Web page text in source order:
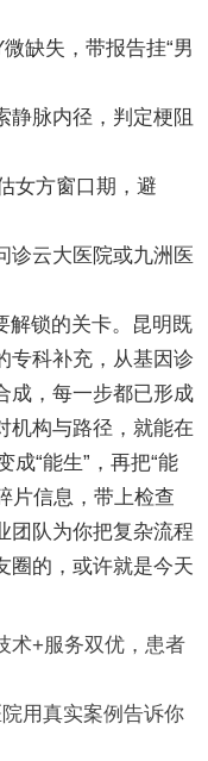
缺失，带报告挂“男
静脉内径，判定梗阻
女方窗口期，避
诊云大医院或九洲医
解锁的关卡。昆明既
专科补充，从基因诊
成，每一步都已形成
机构与路径，就能在
成“能生”，再把“能
片信息，带上检查
团队为你把复杂流程
圈的，或许就是今天
术+服务双优，患者
用真实案例告诉你